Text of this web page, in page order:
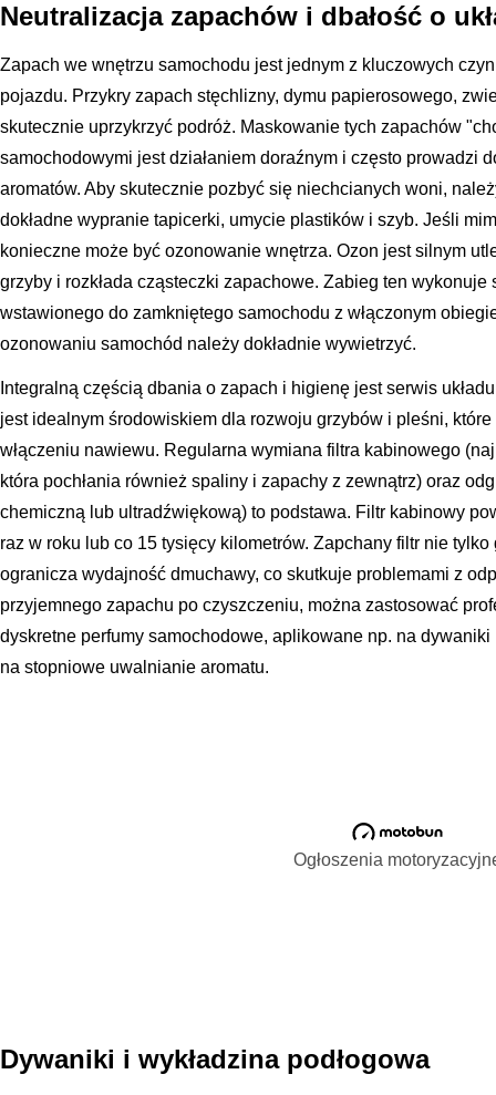
Neutralizacja zapachów i dbałość o
Zapach we wnętrzu samochodu jest jednym z kluczowych
pojazdu. Przykry zapach stęchlizny, dymu papierosowego,
skutecznie uprzykrzyć podróż. Maskowanie tych zapachów
samochodowymi jest działaniem doraźnym i często prowadzi
aromatów. Aby skutecznie pozbyć się niechcianych woni,
dokładne wypranie tapicerki, umycie plastików i szyb. Jeśli
konieczne może być ozonowanie wnętrza. Ozon jest silnym
grzyby i rozkłada cząsteczki zapachowe. Zabieg ten
wstawionego do zamkniętego samochodu z włączonym
ozonowaniu samochód należy dokładnie wywietrzyć.
Integralną częścią dbania o zapach i higienę jest serwis
jest idealnym środowiskiem dla rozwoju grzybów i pleśni,
włączeniu nawiewu. Regularna wymiana filtra kabinowego
która pochłania również spaliny i zapachy z zewnątrz) oraz
chemiczną lub ultradźwiękową) to podstawa. Filtr kabinowy
raz w roku lub co 15 tysięcy kilometrów. Zapchany filtr nie
ogranicza wydajność dmuchawy, co skutkuje problemami z
przyjemnego zapachu po czyszczeniu, można zastosować
dyskretne perfumy samochodowe, aplikowane np. na
na stopniowe uwalnianie aromatu.
Ogłoszenia
Dywaniki i wykładzina podłogowa